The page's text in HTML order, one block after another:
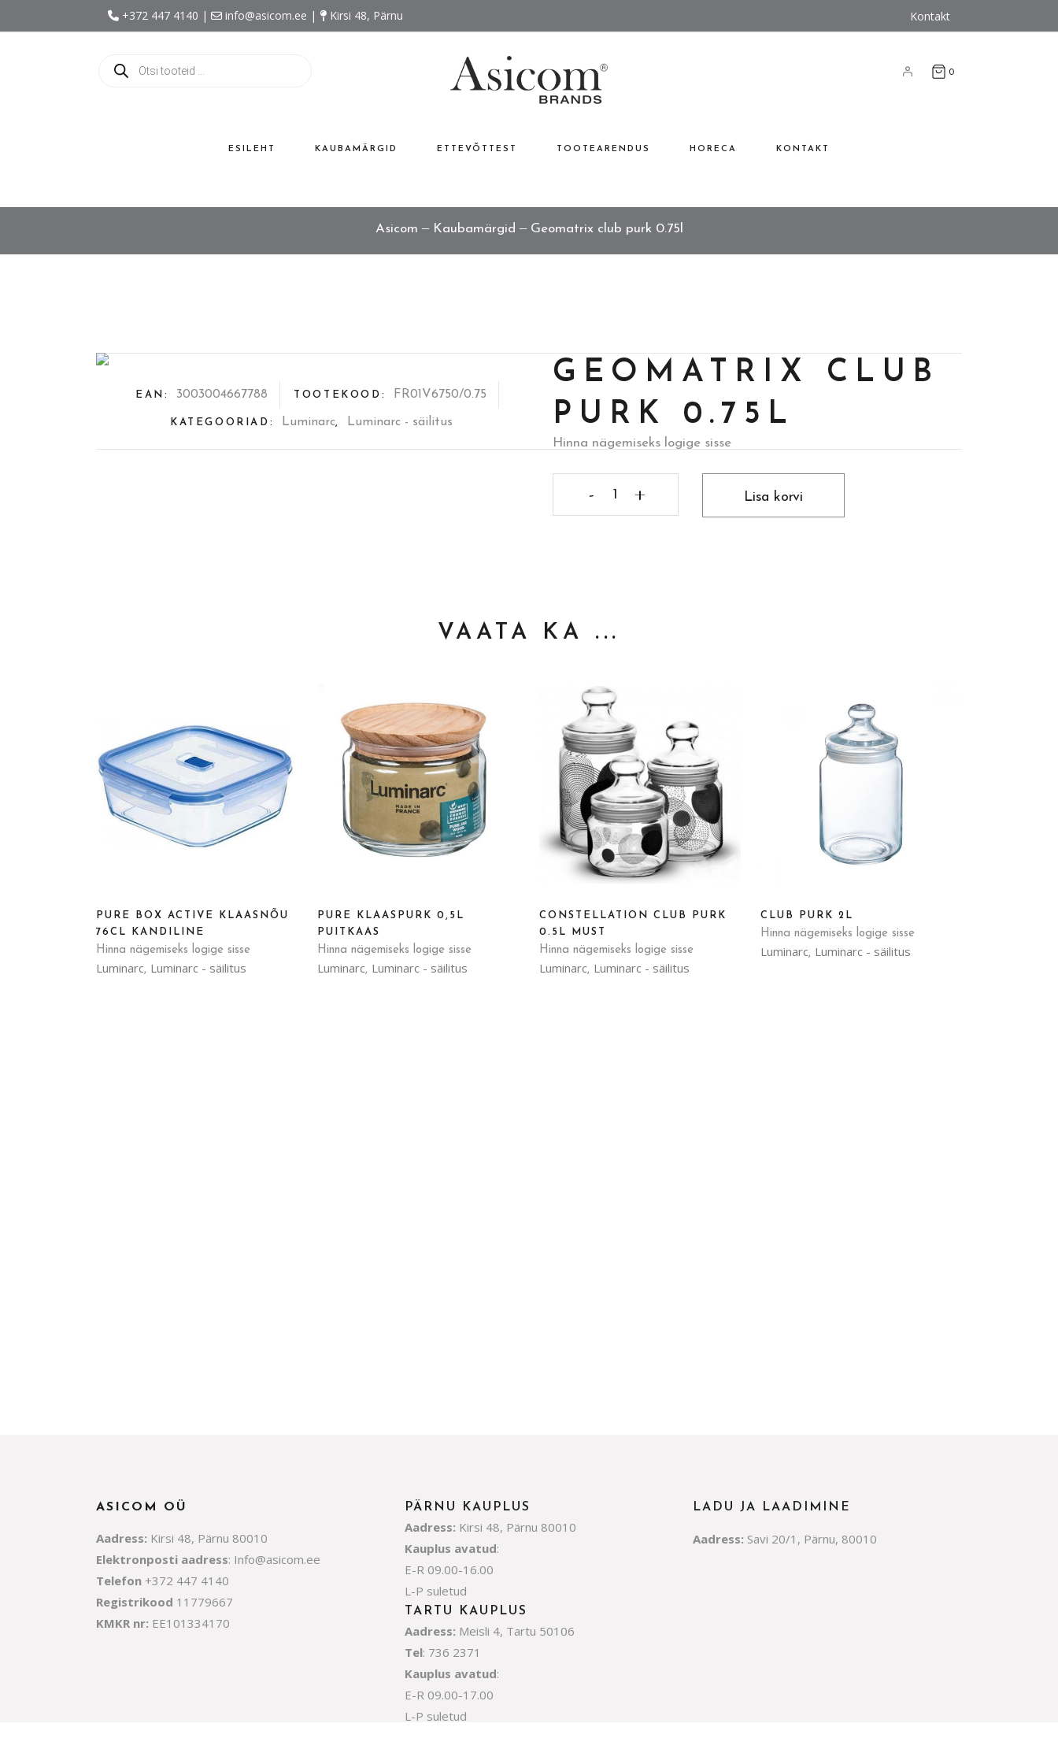
+372 447 4140 | info@asicom.ee | Kirsi 48, Pärnu Kontakt
search
0
ESILEHT KAUBAMÄRGID ETTEVÕTTEST TOOTEARENDUS HORECA KONTAKT
Asicom Kaubamärgid Geomatrix club purk 0.75l
GEOMATRIX CLUB
PURK 0.75L
Hinna nägemiseks logige sisse
Lisa korvi
EAN: 3003004667788 TOOTEKOOD: FR01V6750/0.75
KATEGOORIAD: Luminarc, Luminarc - säilitus
VAATA KA ...
Luminarc, Luminarc - säilitus
PURE BOX ACTIVE KLAASNÕU
76CL KANDILINE
Hinna nägemiseks logige sisse
Luminarc, Luminarc - säilitus
PURE KLAASPURK 0,5L
PUITKAAS
Hinna nägemiseks logige sisse
Luminarc, Luminarc - säilitus
CONSTELLATION CLUB PURK
0.5L MUST
Hinna nägemiseks logige sisse Luminarc, Luminarc - säilitus
CLUB PURK 2L
Hinna nägemiseks logige sisse
ASICOM OÜ
Aadress: Kirsi 48, Pärnu 80010
Elektronposti aadress: Info@asicom.ee
Telefon +372 447 4140
Registrikood 11779667
KMKR nr: EE101334170
PÄRNU KAUPLUS
Aadress: Kirsi 48, Pärnu 80010
Kauplus avatud:
E-R 09.00-16.00
L-P suletud
TARTU KAUPLUS
Aadress: Meisli 4, Tartu 50106
Tel: 736 2371
Kauplus avatud:
E-R 09.00-17.00
L-P suletud
LADU JA LAADIMINE
Aadress: Savi 20/1, Pärnu, 80010